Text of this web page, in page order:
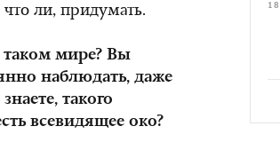
ли, придумать.
таком мире? Вы
наблюдать, даже
такого
всевидящее око?